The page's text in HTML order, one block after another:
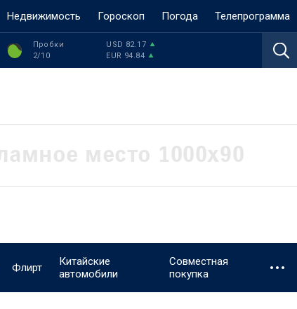
Недвижимость Гороскоп Погода Телепрограмма
Пробки
2/10
USD 82.17
EUR 94.84
Флирт
Китайские
автомобили
Совместная
покупка